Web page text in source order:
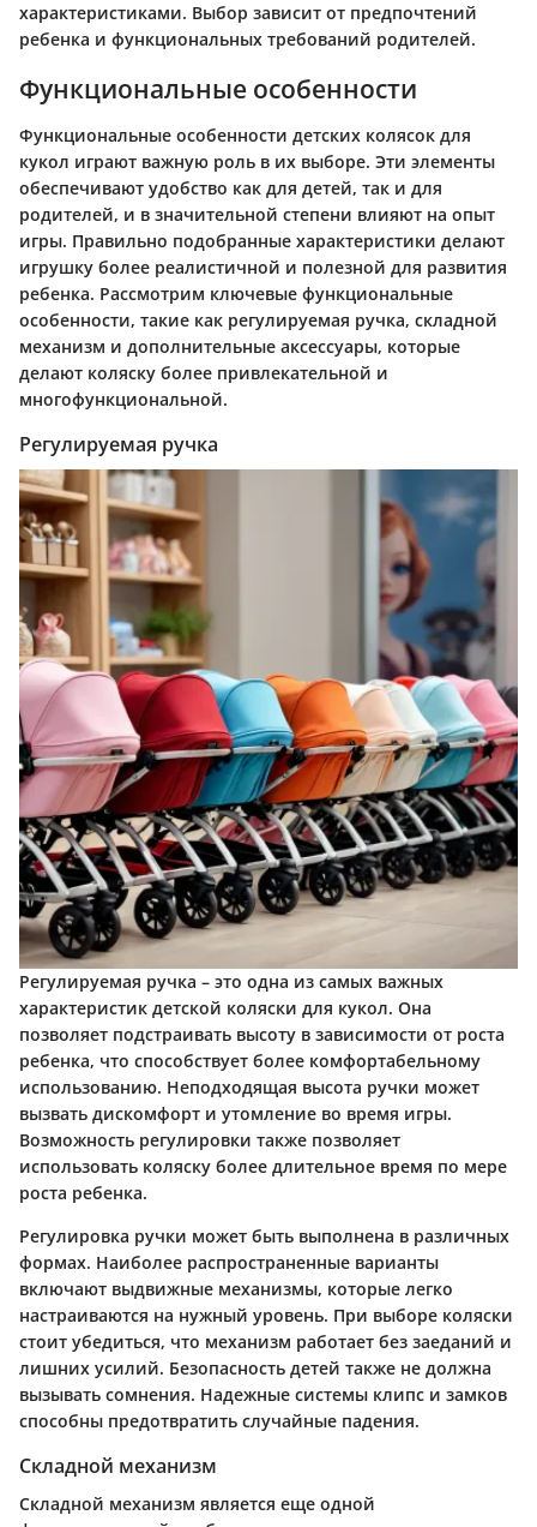
характеристиками. Выбор зависит от предпочтений
ребенка и функциональных требований родителей.
Функциональные особенности
Функциональные особенности детских колясок для
кукол играют важную роль в их выборе. Эти элементы
обеспечивают удобство как для детей, так и для
родителей, и в значительной степени влияют на опыт
игры. Правильно подобранные характеристики делают
игрушку более реалистичной и полезной для развития
ребенка. Рассмотрим ключевые функциональные
особенности, такие как регулируемая ручка, складной
механизм и дополнительные аксессуары, которые
делают коляску более привлекательной и
многофункциональной.
Регулируемая ручка
Регулируемая ручка – это одна из самых важных
характеристик детской коляски для кукол. Она
позволяет подстраивать высоту в зависимости от роста
ребенка, что способствует более комфортабельному
использованию. Неподходящая высота ручки может
вызвать дискомфорт и утомление во время игры.
Возможность регулировки также позволяет
использовать коляску более длительное время по мере
роста ребенка.
Регулировка ручки может быть выполнена в различных
формах. Наиболее распространенные варианты
включают выдвижные механизмы, которые легко
настраиваются на нужный уровень. При выборе коляски
стоит убедиться, что механизм работает без заеданий и
лишних усилий. Безопасность детей также не должна
вызывать сомнения. Надежные системы клипс и замков
способны предотвратить случайные падения.
Складной механизм
Складной механизм является еще одной